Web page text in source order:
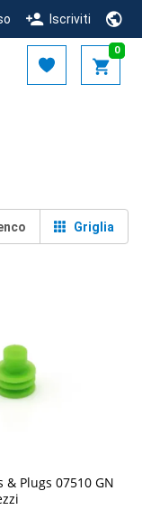
Iscriviti
0
Griglia
& Plugs 07510 GN